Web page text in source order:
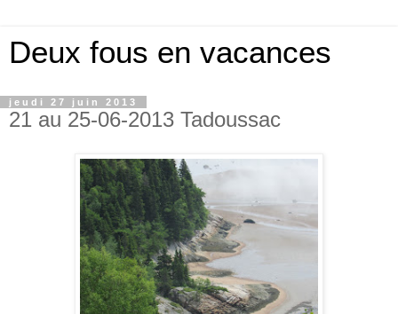
Deux fous en vacances
jeudi 27 juin 2013
21 au 25-06-2013 Tadoussac